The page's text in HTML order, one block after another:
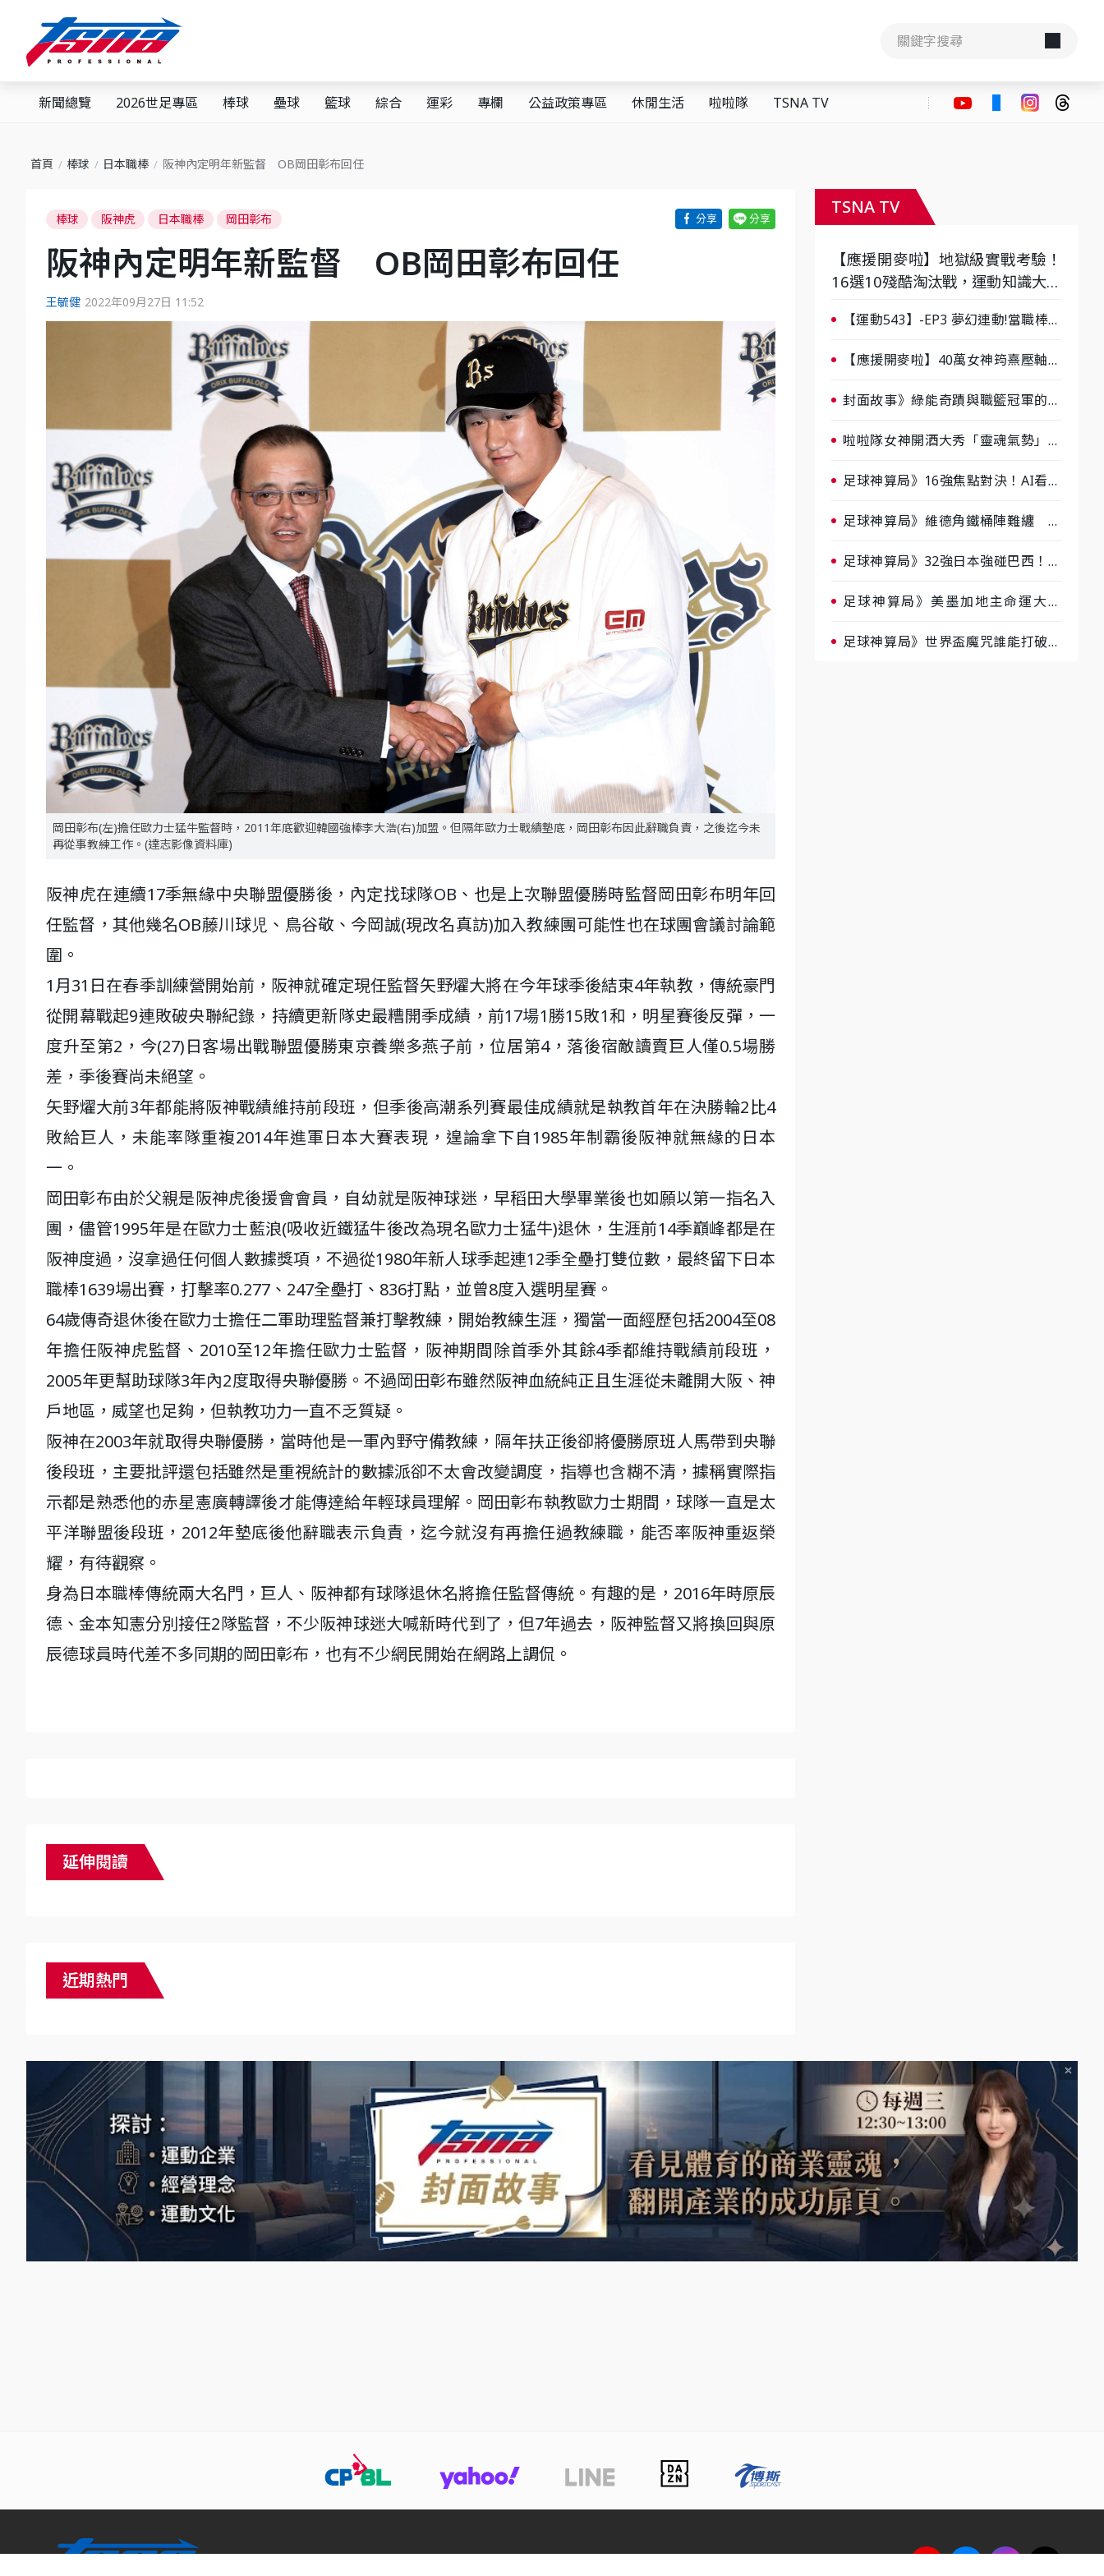
新聞總覽 2026世足專區 棒球 壘球 籃球 綜合 運彩 專欄 公益政策專區 休閒生活 啦啦隊 TSNA TV
首頁 棒球 日本職棒 阪神內定明年新監督 OB岡田彰布回任
棒球 阪神虎 日本職棒 岡田彰布
阪神內定明年新監督 OB岡田彰布回任
王毓健 2022年09月27日 11:52
岡田彰布(左)擔任歐力士猛牛監督時，2011年底歡迎韓國強棒李大浩(右)加盟。但隔年歐力士戰績墊底，岡田彰布因此辭職負責，之後迄今未
再從事教練工作。(達志影像資料庫)
阪神虎在連續17季無緣中央聯盟優勝後，內定找球隊OB、也是上次聯盟優勝時監督岡田彰布明年回
任監督，其他幾名OB藤川球児、鳥谷敬、今岡誠(現改名真訪)加入教練團可能性也在球團會議討論範
圍。
1月31日在春季訓練營開始前，阪神就確定現任監督矢野燿大將在今年球季後結束4年執教，傳統豪門
從開幕戰起9連敗破央聯紀錄，持續更新隊史最糟開季成績，前17場1勝15敗1和，明星賽後反彈，一
度升至第2，今(27)日客場出戰聯盟優勝東京養樂多燕子前，位居第4，落後宿敵讀賣巨人僅0.5場勝
差，季後賽尚未絕望。
矢野燿大前3年都能將阪神戰績維持前段班，但季後高潮系列賽最佳成績就是執教首年在決勝輪2比4
敗給巨人，未能率隊重複2014年進軍日本大賽表現，遑論拿下自1985年制霸後阪神就無緣的日本
一。
岡田彰布由於父親是阪神虎後援會會員，自幼就是阪神球迷，早稻田大學畢業後也如願以第一指名入
團，儘管1995年是在歐力士藍浪(吸收近鐵猛牛後改為現名歐力士猛牛)退休，生涯前14季巔峰都是在
阪神度過，沒拿過任何個人數據獎項，不過從1980年新人球季起連12季全壘打雙位數，最終留下日本
職棒1639場出賽，打擊率0.277、247全壘打、836打點，並曾8度入選明星賽。
64歲傳奇退休後在歐力士擔任二軍助理監督兼打擊教練，開始教練生涯，獨當一面經歷包括2004至08
年擔任阪神虎監督、2010至12年擔任歐力士監督，阪神期間除首季外其餘4季都維持戰績前段班，
2005年更幫助球隊3年內2度取得央聯優勝。不過岡田彰布雖然阪神血統純正且生涯從未離開大阪、神
戶地區，威望也足夠，但執教功力一直不乏質疑。
阪神在2003年就取得央聯優勝，當時他是一軍內野守備教練，隔年扶正後卻將優勝原班人馬帶到央聯
後段班，主要批評還包括雖然是重視統計的數據派卻不太會改變調度，指導也含糊不清，據稱實際指
示都是熟悉他的赤星憲廣轉譯後才能傳達給年輕球員理解。岡田彰布執教歐力士期間，球隊一直是太
平洋聯盟後段班，2012年墊底後他辭職表示負責，迄今就沒有再擔任過教練職，能否率阪神重返榮
耀，有待觀察。
身為日本職棒傳統兩大名門，巨人、阪神都有球隊退休名將擔任監督傳統。有趣的是，2016年時原辰
德、金本知憲分別接任2隊監督，不少阪神球迷大喊新時代到了，但7年過去，阪神監督又將換回與原
辰德球員時代差不多同期的岡田彰布，也有不少網民開始在網路上調侃。
延伸閱讀
近期熱門
TSNA TV
【應援開麥啦】地獄級實戰考驗！
16選10殘酷淘汰戰，運動知識大會
【運動543】-EP3 夢幻連動!當職棒傳
【應援開麥啦】40萬女神筠熹壓軸！
比一個會-ep2
封面故事》綠能奇蹟與職籃冠軍的背
事》大談「心酸創業學」
啦啦隊女神開酒大秀「靈魂氣勢」！
大過招
足球神算局》16強焦點對決！AI看好
足球神算局》維德角鐵桶陣難纏 阿
足球神算局》32強日本強碰巴西！AI
爆冷
足球神算局》美墨加地主命運大解
足球神算局》世界盃魔咒誰能打破？